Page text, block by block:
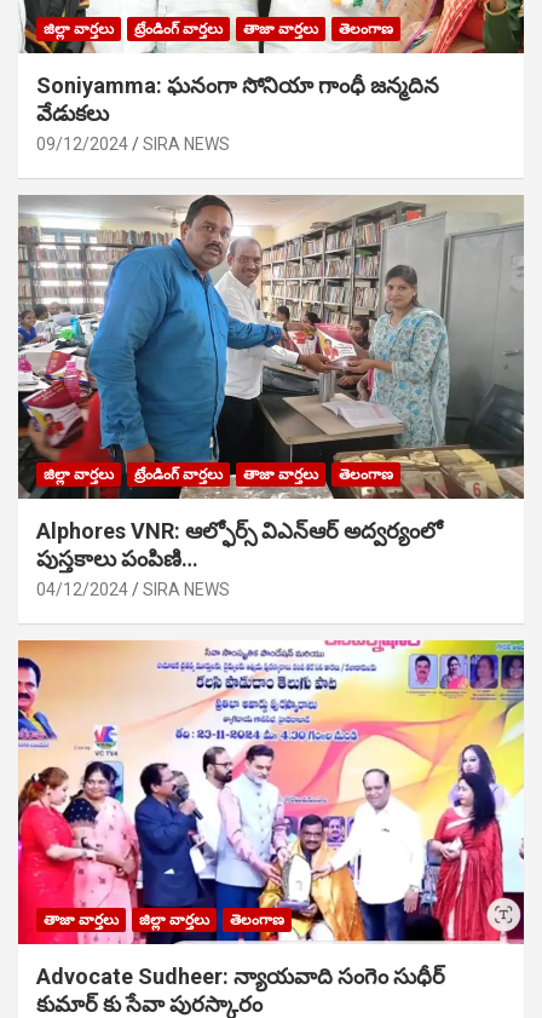
జిల్లా వార్తలు ట్రేండింగ్ వార్తలు తాజా వార్తలు తెలంగాణ
Soniyamma: ఘ‌నంగా సోనియా గాంధీ జ‌న్మ‌దిన
వేడుక‌లు
09/12/2024 SIRA NEWS
జిల్లా వార్తలు ట్రేండింగ్ వార్తలు తాజా వార్తలు తెలంగాణ
Alphores VNR: ఆల్ఫోర్స్ విఎన్ఆర్ అద్వర్యంలో
పుస్తకాలు పంపిణి…
04/12/2024 SIRA NEWS
తాజా వార్తలు జిల్లా వార్తలు తెలంగాణ
Advocate Sudheer: న్యాయవాది సంగెం సుధీర్
కుమార్ కు సేవా పురస్కారం